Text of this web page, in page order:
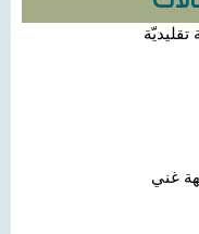
تقليديّة
غني